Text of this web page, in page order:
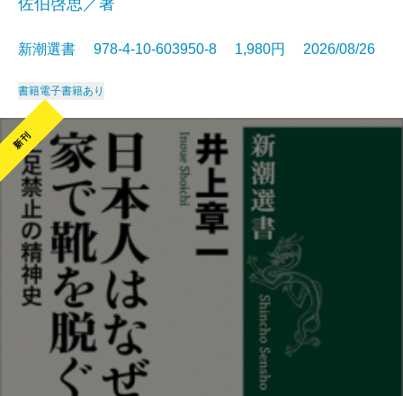
新潮選書 978-4-10-603950-8 1,980円 2026/08/26
書籍電子書籍あり
新刊